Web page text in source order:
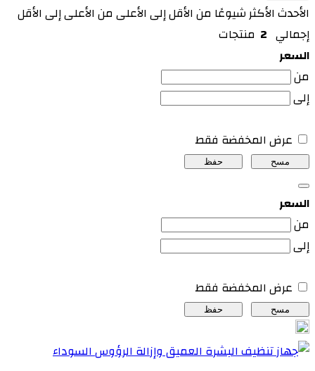
الأحدث الأكثر شيوعًا من الأقل إلى الأعلى من الأعلى إلى الأقل
إجمالي 2 منتجات
السعر
من
إلى
عرض المخفضة فقط
مسح حفظ
السعر
من
إلى
عرض المخفضة فقط
مسح حفظ